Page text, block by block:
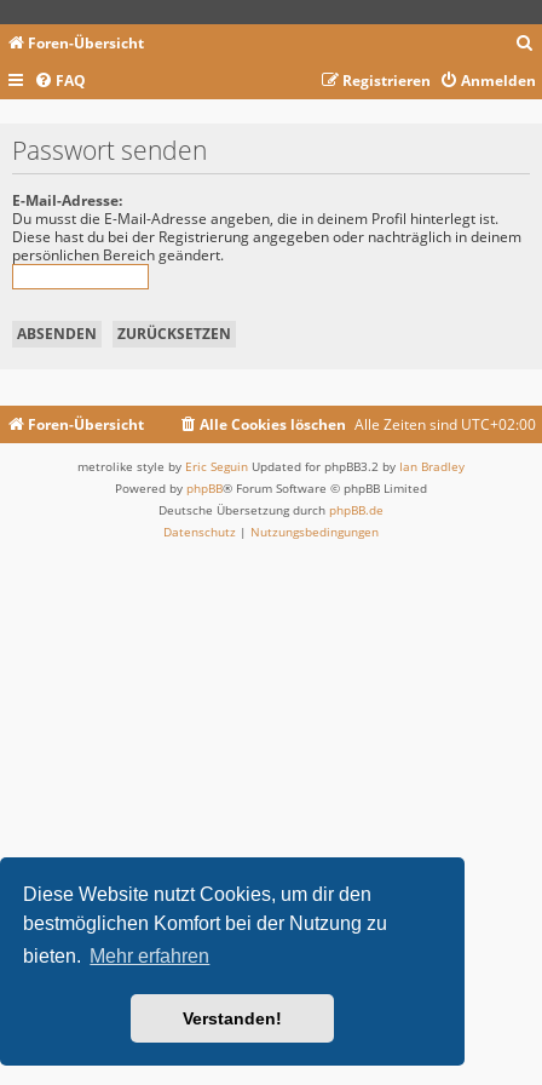
Diese Website nutzt Cookies, um dir den
bestmöglichen Komfort bei der Nutzung zu
bieten. Mehr erfahren
Verstanden!
Foren-Übersicht
c
FAQ Anmelden
Registrieren
Passwort senden
E-Mail-Adresse:
Du musst die E-Mail-Adresse angeben, die in deinem Profil hinterlegt ist.
Diese hast du bei der Registrierung angegeben oder nachträglich in deinem
persönlichen Bereich geändert.
Foren-Übersicht Alle Zeiten sind UTC+02:00
Alle Cookies löschen
metrolike style by Eric Seguin Updated for phpBB3.2 by Ian Bradley
Powered by phpBB® Forum Software © phpBB Limited
Deutsche Übersetzung durch phpBB.de
Datenschutz | Nutzungsbedingungen